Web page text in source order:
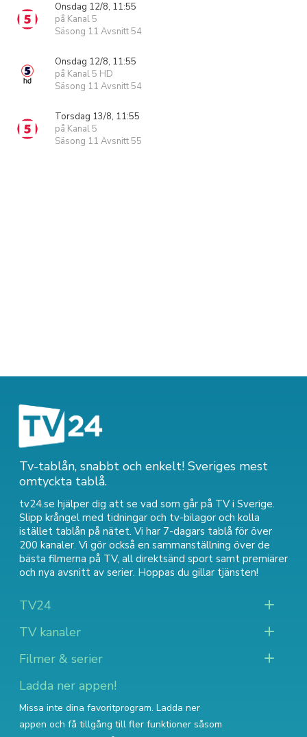
Onsdag 12/8, 11:55
på Kanal 5
Säsong 11 Avsnitt 54
Onsdag 12/8, 11:55
på Kanal 5 HD
Säsong 11 Avsnitt 54
Torsdag 13/8, 11:55
på Kanal 5
Säsong 11 Avsnitt 55
Tv-tablån, snabbt och enkelt! Sveriges mest
omtyckta tablå.
tv24.se hjälper dig att se vad som går på TV i Sverige.
Slipp krångel med tidningar och tv-bilagor och kolla
istället tablån på nätet. Vi har 7-dagars tablå för över
200 kanaler. Vi gör också en sammanställning över de
bästa filmerna på TV, all direktsänd sport samt premiärer
och nya avsnitt av serier. Hoppas du gillar tjänsten!
TV24
TV kanaler
Filmer & serier
Ladda ner appen!
Missa inte dina favoritprogram. Ladda ner
appen och få tillgång till fler funktioner såsom